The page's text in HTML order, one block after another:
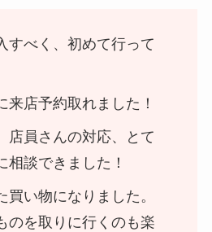
すべく、初めて行って
来店予約取れました！
店員さんの対応、とて
相談できました！
買い物になりました。
のを取りに行くのも楽